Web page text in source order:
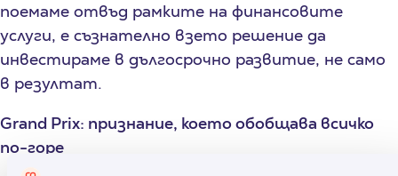
поемаме отвъд рамките на финансовите
услуги, е съзнателно взето решение да
инвестираме в дългосрочно развитие, не само
в резултат.
Grand Prix: признание, което обобщава всичко
по-горе